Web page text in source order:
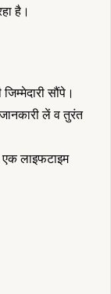
है।
सौंपे।
लें व तुरंत
लाइफटाइम